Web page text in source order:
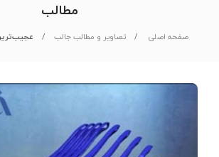
مطالب
صفحه اصلی تصاویر و مطالب جالب